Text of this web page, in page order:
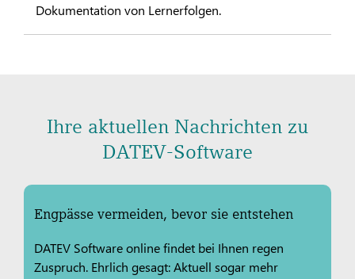
Dokumentation von Lernerfolgen.
Ihre aktuellen Nachrichten zu
DATEV-Software
Engpässe vermeiden, bevor sie entstehen
DATEV Software online findet bei Ihnen regen
Zuspruch. Ehrlich gesagt: Aktuell sogar mehr